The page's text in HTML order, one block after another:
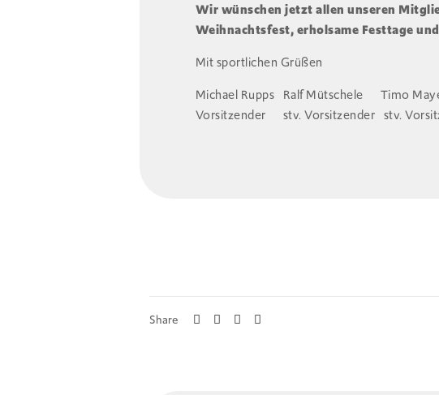
Wir wünschen jetzt allen unseren
Weihnachtsfest, erholsame Festtage
Mit sportlichen Grüßen
Michael Rupps Ralf Mütschele Timo
Vorsitzender stv. Vorsitzender stv.
Share